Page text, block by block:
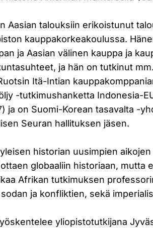
Aasian talouksiin erikoistunut
kauppakorkeakoulussa.
ja Aasian välinen kauppa ja
ja hän on tutkinut
Itä-Intian
-tutkimushanketta Indonesia-
ja on Suomi-Korean tasavalta -
Seuran hallituksen jäsen.
historian uusimpien
globaaliin historiaan, mutta
Afrikan tutkimuksen
ja konfliktien, sekä
yliopistotutkijana